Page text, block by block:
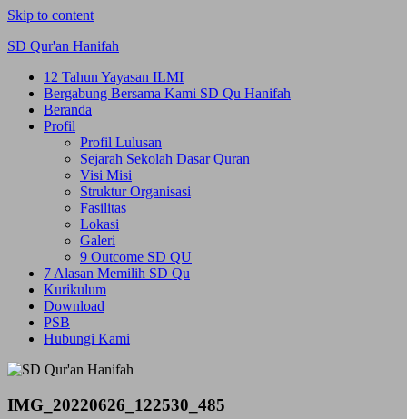
Skip to content
SD Qur'an Hanifah
12 Tahun Yayasan ILMI
Bergabung Bersama Kami SD Qu Hanifah
Beranda
Profil
Profil Lulusan
Sejarah Sekolah Dasar Quran
Visi Misi
Struktur Organisasi
Fasilitas
Lokasi
Galeri
9 Outcome SD QU
7 Alasan Memilih SD Qu
Kurikulum
Download
PSB
Hubungi Kami
IMG_20220626_122530_485